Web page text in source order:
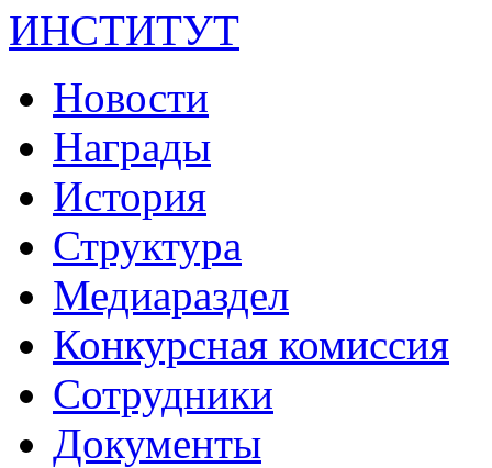
ИНСТИТУТ
Новости
Награды
История
Структура
Медиараздел
Конкурсная комиссия
Сотрудники
Документы